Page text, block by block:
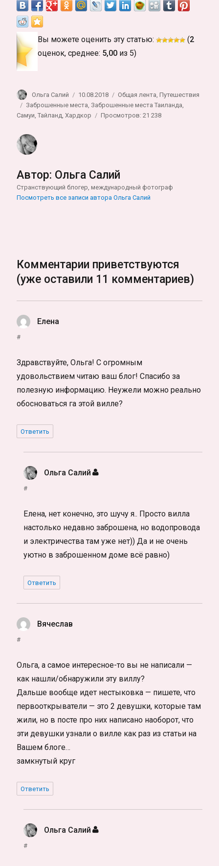
Вы можете оценить эту статью: (2
оценок, среднее: 5,00 из 5)
Автор
Ольга Салий Опубликовано
10.08.2018 Рубрики
Общая лента,Путешествия
Метки
Заброшенные места, Заброшенные места Таиланда,
Самуи,Тайланд,Хардкор Просмотров: 21 238
Автор: Ольга Салий
Странствующий блогер, международный фотограф
Посмотреть все записи автора Ольга Салий
Комментарии приветствуются
(уже оставили 11 комментариев)
Елена
#
Здравствуйте, Ольга! С огромным
удовольствием читаю ваш блог! Спасибо за
полезную информацию. Неужели можно реально
обосноваться га этой вилле?
Ответить
Ольга Салий :
#
Елена, нет конечно, это шучу я.. Просто вилла
настолько недавно заброшена, но водопровода
и электричества там уже нет)) Да и не очень
уютно в заброшенном доме всё равно)
Ответить
Вячеслав
#
Ольга, а самое интересное-то вы не написали —
как нашли/обнаружили эту виллу?
Дальше вообще идет нестыковка — пишете, что
первооткрыватели — это 2 девушки, которые там
жили, но в посте про них написано наоборот, что
эти девушки узнали о вилле как раз из статьи на
Вашем блоге…
замкнутый круг
Ответить
Ольга Салий :
#